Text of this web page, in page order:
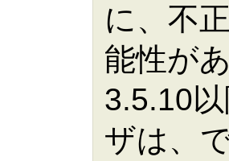
に、不
能性が
3.5.10
ザは、